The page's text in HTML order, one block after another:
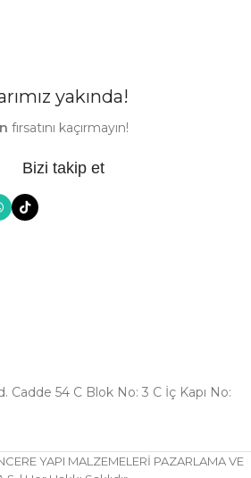
yakında!
fırsatını kaçırmayın!
Bizi takip et
Cadde 54 C Blok No: 3 C İç Kapı No:
YAPI MALZEMELERİ PAZARLAMA VE